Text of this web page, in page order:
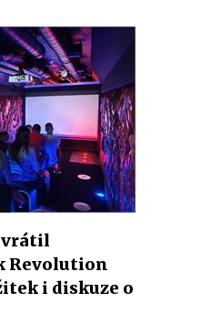
vrátil
Revolution
i diskuze o